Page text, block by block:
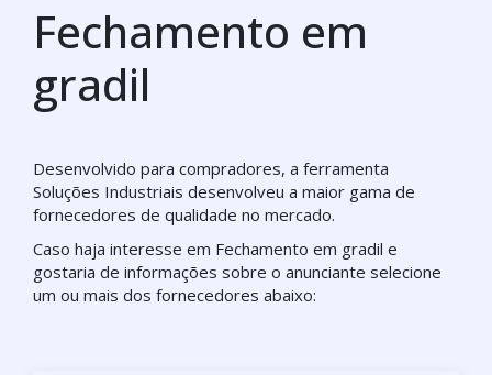
Fechamento em
gradil
Desenvolvido para compradores, a ferramenta
Soluções Industriais desenvolveu a maior gama de
fornecedores de qualidade no mercado.
Caso haja interesse em Fechamento em gradil e
gostaria de informações sobre o anunciante selecione
um ou mais dos fornecedores abaixo: